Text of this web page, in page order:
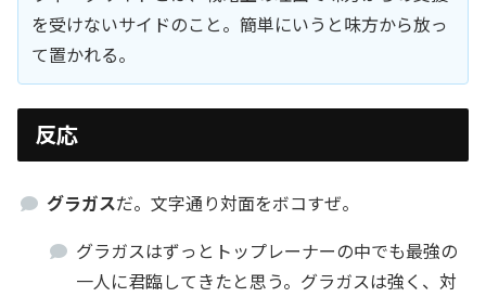
を受けないサイドのこと。簡単にいうと味方から放っ
て置かれる。
反応
グラガスだ。文字通り対面をボコすぜ。
グラガスはずっとトップレーナーの中でも最強の
一人に君臨してきたと思う。グラガスは強く、対